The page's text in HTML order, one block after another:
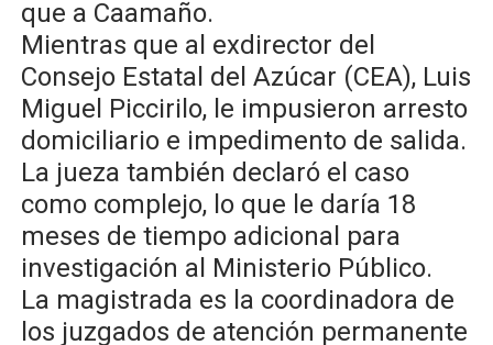
que a Caamaño.
Mientras que al exdirector del
Consejo Estatal del Azúcar (CEA), Luis
Miguel Piccirilo, le impusieron arresto
domiciliario e impedimento de salida.
La jueza también declaró el caso
como complejo, lo que le daría 18
meses de tiempo adicional para
investigación al Ministerio Público.
La magistrada es la coordinadora de
los juzgados de atención permanente